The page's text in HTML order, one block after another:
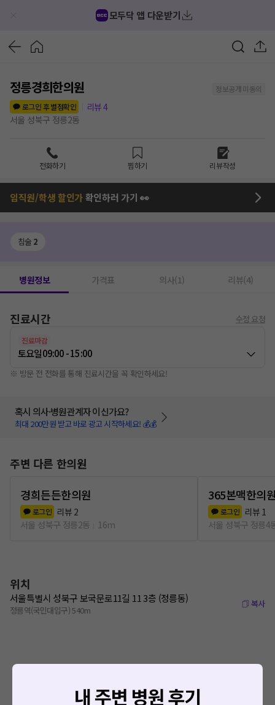
모두닥 앱 다운받기
정릉경희한의원
정보공개 미동의
로그인 후 별점확인
리뷰4
서울 성북구 정릉2동
전화하기 찜하기 리뷰작성
임직원/학생 할인가확인하러 가기 👀
침술 2
병원정보 가격표 의사(1) 리뷰(4)
진료시간 수정 요청
진료마감
토요일09:00 - 15:00
※ 방문 전 전화를 통해 진료시간을 꼭 확인하세요!
혹시 의사·병원관계자 이신가요?
최대 200만원 받고 바로 광고 시작하세요! 💰💰
주변 다른 한의원
경희든든한의원
로그인 리뷰 2
서울 성북구 정릉2동
16m
365본맥한의
로그인 리뷰 1
서울 성북구 정릉4
위치
서울특별시 성북구 보국문로11길 11 3층 (정릉동)
정릉역(국민대입구) 540m
복사